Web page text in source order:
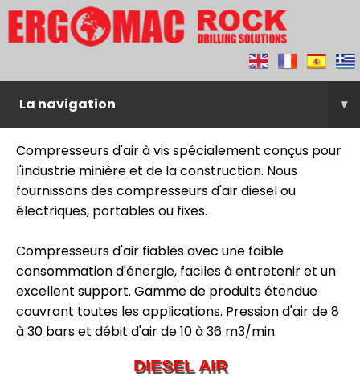
La navigation ▾
Compresseurs d'air à vis spécialement conçus pour
l'industrie minière et de la construction. Nous
fournissons des compresseurs d'air diesel ou
électriques, portables ou fixes.
Compresseurs d'air fiables avec une faible
consommation d'énergie, faciles à entretenir et un
excellent support. Gamme de produits étendue
couvrant toutes les applications. Pression d'air de 8
à 30 bars et débit d'air de 10 à 36 m3/min.
DIESEL AIR